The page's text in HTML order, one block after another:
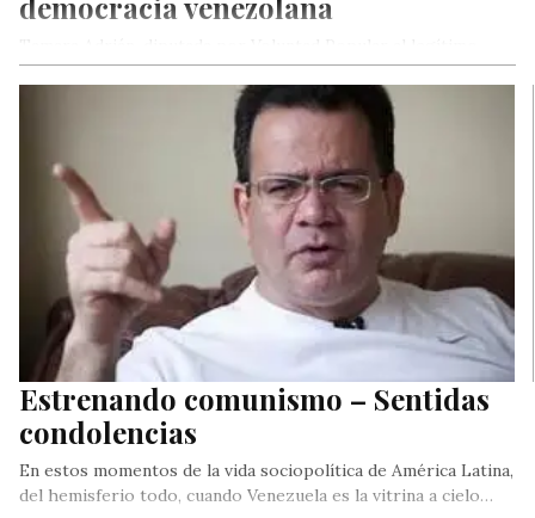
Parlamento, celebró este martes el espaldarazo de la
Organización de Estados Americanos…
Estrenando comunismo – Sentidas
condolencias
En estos momentos de la vida sociopolítica de América Latina,
del hemisferio todo, cuando Venezuela es la vitrina a cielo…